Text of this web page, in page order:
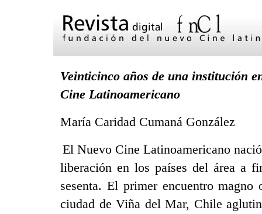
Veinticinco años de una institución
Cine Latinoamericano
María Caridad Cumaná González
El Nuevo Cine Latinoamericano
liberación en los países del área a
sesenta. El primer encuentro
ciudad de Viña del Mar, Chile